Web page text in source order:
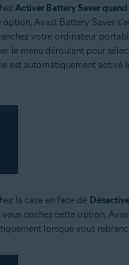
Activer Battery Saver
option, Avast Battery Saver
votre ordinateur
le menu déroulant pour
est automatiquement activé
la case en face de
vous cochez cette option,
lorsque vous